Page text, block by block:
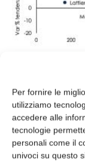
Per fornire le
utilizziamo
accedere alle
tecnologie
personali come il
univoci su questo
Monitor
il lattiero-
redazione 11
Leggi la rivista